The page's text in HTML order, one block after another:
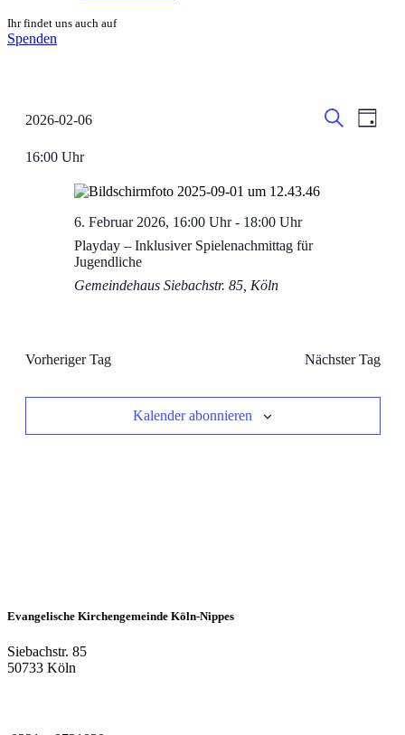
Ihr findet uns auch auf
Spenden
Tag
2026-02-06
wählen.
16:00 Uhr
6. Februar 2026, 16:00 Uhr- 18:00 Uhr
Playday – Inklusiver Spielenachmittag für
Jugendliche
Gemeindehaus Siebachstr. 85, Köln
Vorheriger Tag Nächster Tag
Kalender abonnieren
Evangelische Kirchengemeinde Köln-Nippes
Siebachstr. 85
50733 Köln